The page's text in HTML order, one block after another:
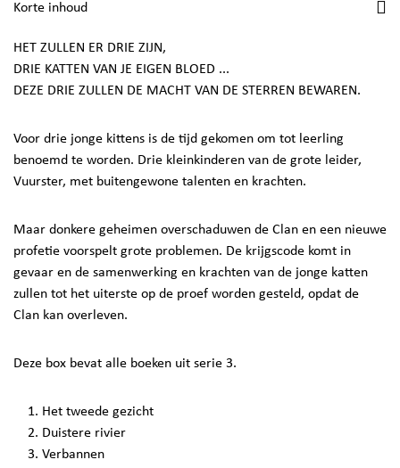
Korte inhoud
HET ZULLEN ER DRIE ZIJN,
DRIE KATTEN VAN JE EIGEN BLOED ...
DEZE DRIE ZULLEN DE MACHT VAN DE STERREN BEWAREN.
Voor drie jonge kittens is de tijd gekomen om tot leerling
benoemd te worden. Drie kleinkinderen van de grote leider,
Vuurster, met buitengewone talenten en krachten.
Maar donkere geheimen overschaduwen de Clan en een nieuwe
profetie voorspelt grote problemen. De krijgscode komt in
gevaar en de samenwerking en krachten van de jonge katten
zullen tot het uiterste op de proef worden gesteld, opdat de
Clan kan overleven.
Deze box bevat alle boeken uit serie 3.
Het tweede gezicht
Duistere rivier
Verbannen